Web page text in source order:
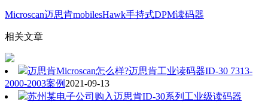
Microscan迈思肯mobilesHawk手持式DPM读码器
相关文章
迈思肯Microscan怎么样?迈思肯工业读码器ID-30 7313-
2000-2003案例 2021-09-13
苏州某电子公司购入迈思肯ID-30系列工业级读码器